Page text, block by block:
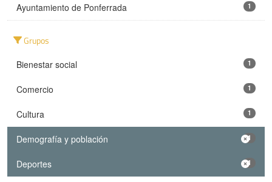
Ayuntamiento de Ponferrada 1
Grupos
Bienestar social 1
Comercio 1
Cultura 1
Demografía y población 1
Deportes 1